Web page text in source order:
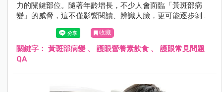
力的關鍵部位。隨著年齡增長，不少人會面臨「黃斑部病
變」的威脅，這不僅影響閱讀、辨識人臉，更可能逐步剝奪
清晰的中央視力。根據研究，全球至2040年恐將有約4億人
受到此疾病影響。了解黃斑部病變的種類、症狀、成因及最
新治療方式，並從日常生活養成護眼習慣，是守護視力、延
緩病程惡化的第一步。
收藏
關鍵字： 黃斑部病變、 護眼營養素飲食 、 護眼常見問題
QA